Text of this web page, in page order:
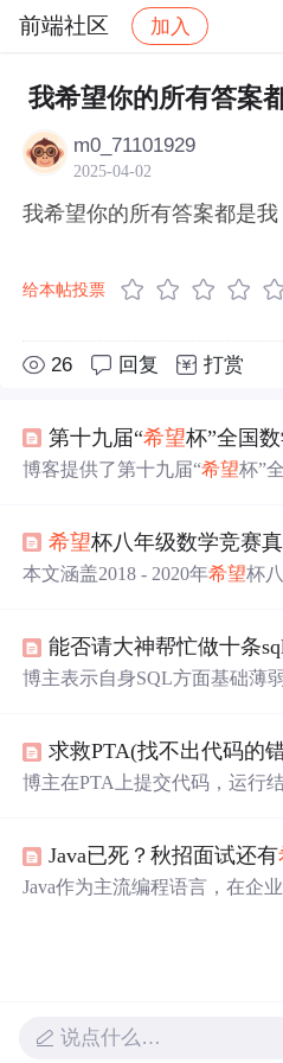
前端社区 加入
社区 前端社区 感慨
我希望你的所有答案
m0_71101929
2025-04-02
我希望你的所有答案都是我
给本帖投票
26 回复 打赏
第十九届“希望杯”全国数
博客提供了第十九届“希望杯”
希望杯八年级数学竞赛
本文涵盖2018 - 2020年希望杯
题在教学辅导中的应用和竞赛
提升竞赛水平。
博主表示自身SQL方面基础薄
博主在PTA上提交代码，运行
Java已死？秋招面试还有
Java作为主流编程语言，在企
说点什么…